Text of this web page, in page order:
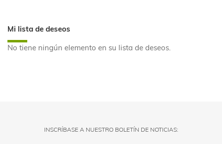
Mi lista de deseos
No tiene ningún elemento en su lista de deseos.
INSCRÍBASE A NUESTRO BOLETÍN DE NOTICIAS: